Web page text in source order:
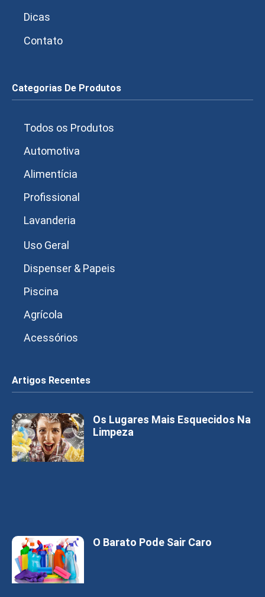
Dicas
Contato
Categorias De Produtos
Todos os Produtos
Automotiva
Alimentícia
Profissional
Lavanderia
Uso Geral
Dispenser & Papeis
Piscina
Agrícola
Acessórios
Artigos Recentes
Os Lugares Mais Esquecidos Na
Limpeza
O Barato Pode Sair Caro